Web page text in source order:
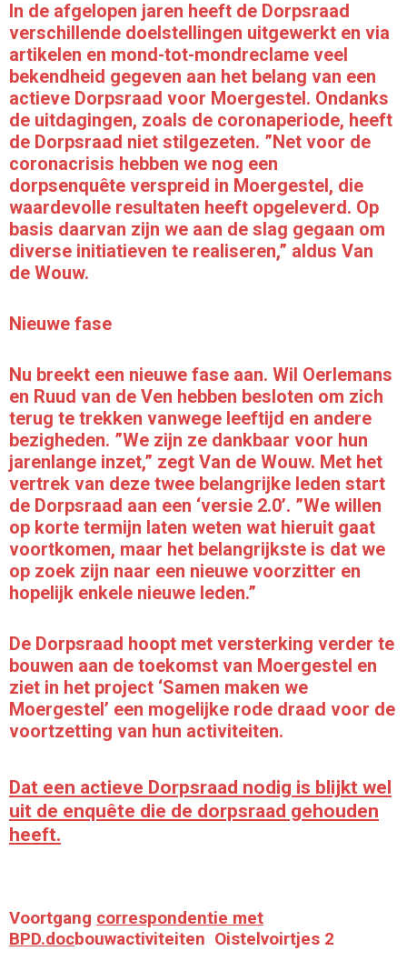
In de afgelopen jaren heeft de Dorpsraad
verschillende doelstellingen uitgewerkt en via
artikelen en mond-tot-mondreclame veel
bekendheid gegeven aan het belang van een
actieve Dorpsraad voor Moergestel. Ondanks
de uitdagingen, zoals de coronaperiode, heeft
de Dorpsraad niet stilgezeten. ”Net voor de
coronacrisis hebben we nog een
dorpsenquête verspreid in Moergestel, die
waardevolle resultaten heeft opgeleverd. Op
basis daarvan zijn we aan de slag gegaan om
diverse initiatieven te realiseren,” aldus Van
de Wouw.
Nieuwe fase
Nu breekt een nieuwe fase aan. Wil Oerlemans
en Ruud van de Ven hebben besloten om zich
terug te trekken vanwege leeftijd en andere
bezigheden. ”We zijn ze dankbaar voor hun
jarenlange inzet,” zegt Van de Wouw. Met het
vertrek van deze twee belangrijke leden start
de Dorpsraad aan een ‘versie 2.0’. ”We willen
op korte termijn laten weten wat hieruit gaat
voortkomen, maar het belangrijkste is dat we
op zoek zijn naar een nieuwe voorzitter en
hopelijk enkele nieuwe leden.”
De Dorpsraad hoopt met versterking verder te
bouwen aan de toekomst van Moergestel en
ziet in het project ‘Samen maken we
Moergestel’ een mogelijke rode draad voor de
voortzetting van hun activiteiten.
Dat een actieve Dorpsraad nodig is blijkt wel
uit de enquête die de dorpsraad gehouden
heeft.
Voortgang correspondentie met
BPD.docbouwactiviteiten Oistelvoirtjes 2